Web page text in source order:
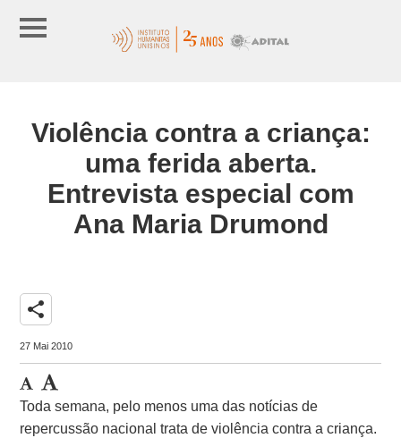
Violência contra a criança:
uma ferida aberta.
Entrevista especial com
Ana Maria Drumond
share
27 Mai 2010
Toda semana, pelo menos uma das notícias de
repercussão nacional trata de violência contra a criança.